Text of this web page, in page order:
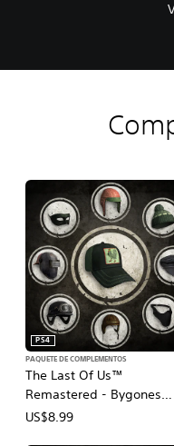
The Last Of Us™
Remastered - Bygones
Bundle
PS4
PAQUETE DE COMPLEMENTOS
US$8.99